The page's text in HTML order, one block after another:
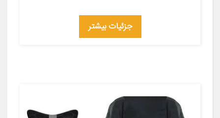
جزئیات بیشتر